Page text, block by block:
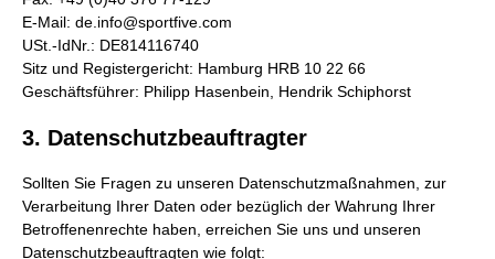
E-Mail: de.info@sportfive.com
USt.-IdNr.: DE814116740
Sitz und Registergericht: Hamburg HRB 10 22 66
Geschäftsführer: Philipp Hasenbein, Hendrik Schiphorst
3. Datenschutzbeauftragter
Sollten Sie Fragen zu unseren Datenschutzmaßnahmen, zur
Verarbeitung Ihrer Daten oder bezüglich der Wahrung Ihrer
Betroffenenrechte haben, erreichen Sie uns und unseren
Datenschutzbeauftragten wie folgt: